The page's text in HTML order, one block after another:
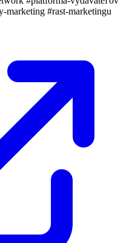
marketing #rast-marketingu